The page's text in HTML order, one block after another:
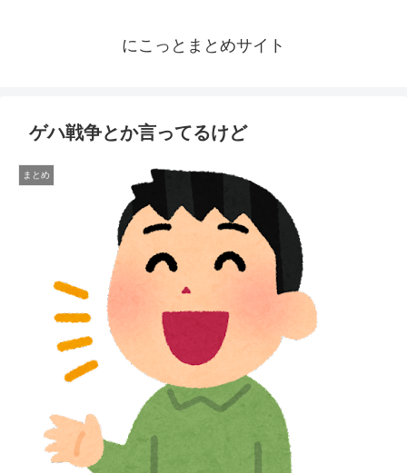
にこっとまとめサイト
ゲハ戦争とか言ってるけど
まとめ